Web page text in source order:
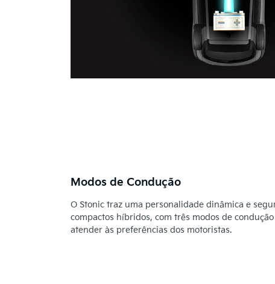
Modos de Condução
O Stonic traz uma personalidade dinâmica e
compactos híbridos, com três modos de
atender às preferências dos motoristas.